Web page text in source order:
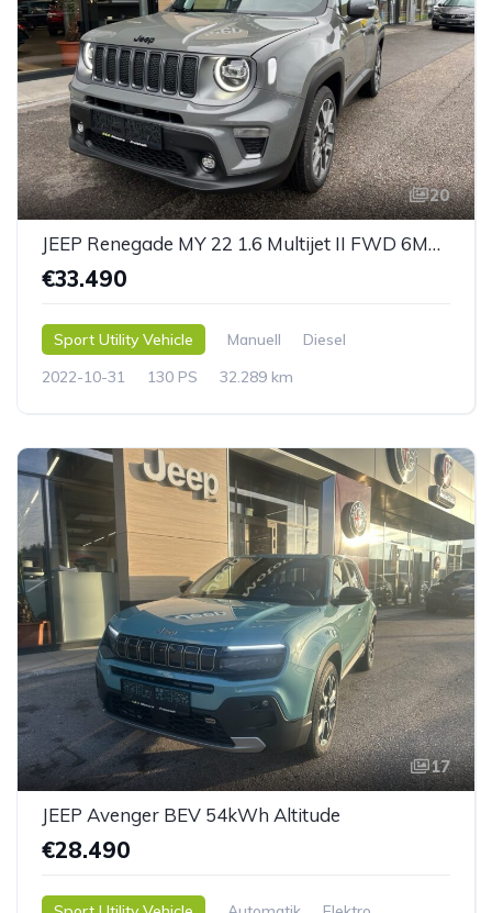
20
JEEP Renegade MY 22 1.6 Multijet II FWD 6MT S
€33.490
Sport Utility Vehicle Manuell
Diesel
2022-10-31
130 PS 32.289 km
17
JEEP Avenger BEV 54kWh Altitude
€28.490